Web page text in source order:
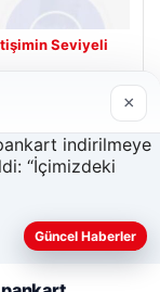
Seviyeli
çerezler
×
Güncel Haberler